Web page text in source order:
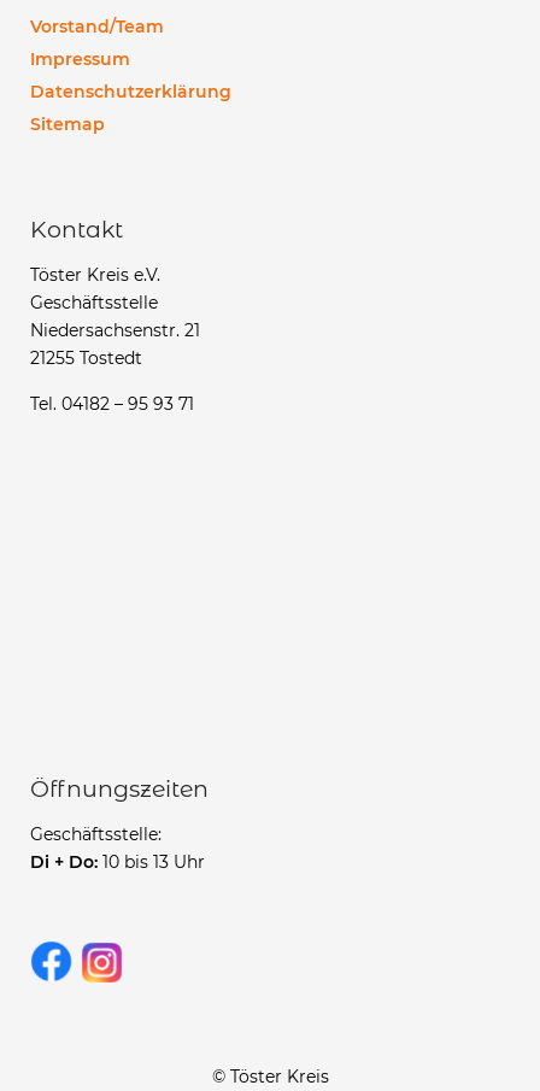
Vorstand/Team
Impressum
Datenschutzerklärung
Sitemap
Kontakt
Töster Kreis e.V.
Geschäftsstelle
Niedersachsenstr. 21
21255 Tostedt
Tel. 04182 – 95 93 71
Öffnungszeiten
Geschäftsstelle:
Di + Do: 10 bis 13 Uhr
© Töster Kreis